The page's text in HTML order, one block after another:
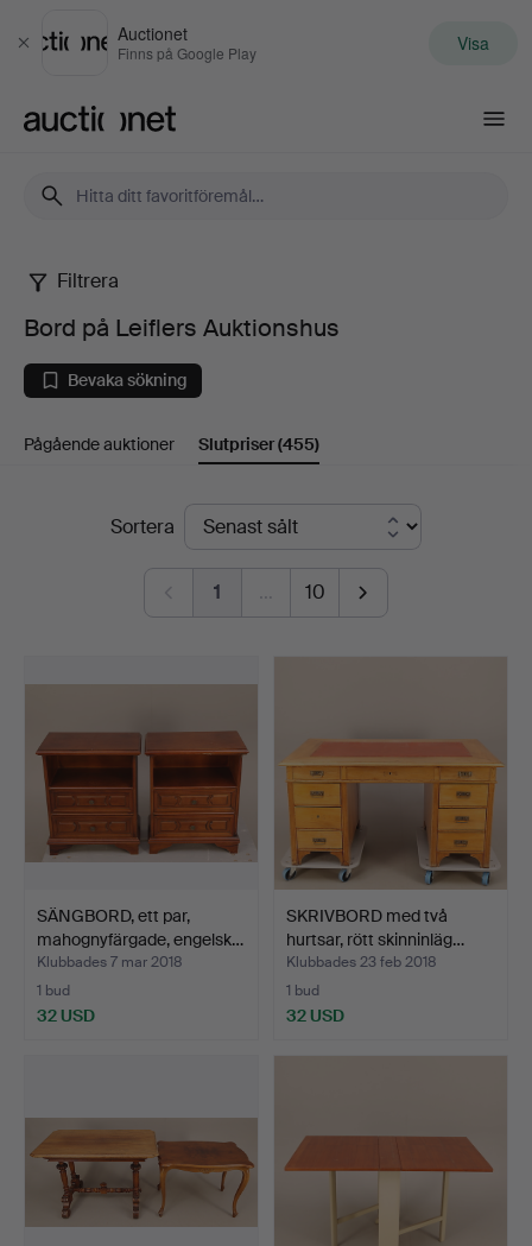
Stäng
Auctionet
Finns på Google Play Visa
Bord
på
Leiflers
Auktionshus
Filtrera
Bord på Leiflers Auktionshus
Bevaka sökning
Pågående auktioner Slutpriser(455)
SlutpriserSortera
1 … 10
SÄNGBORD, ett par,
mahognyfärgade, engelsk…
Klubbades 7 mar 2018
1 bud
32 USD
SKRIVBORD med två
hurtsar, rött skinninläg…
Klubbades 23 feb 2018
1 bud
32 USD